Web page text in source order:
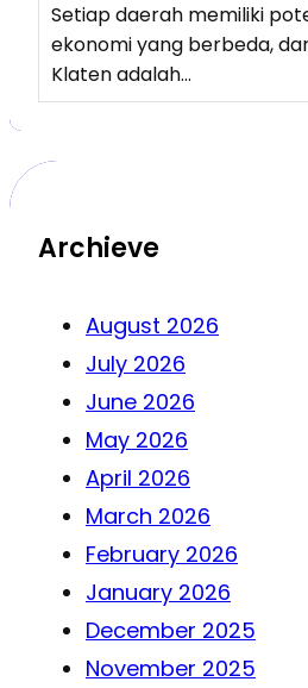
Setiap daerah memiliki
ekonomi yang berbeda,
Klaten adalah…
Archieve
August 2026
July 2026
June 2026
May 2026
April 2026
March 2026
February 2026
January 2026
December 2025
November 2025